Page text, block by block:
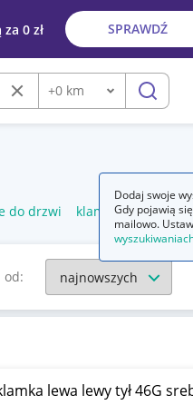
0 zł SPRAWDŹ
Wyczyść frazę
Odległość
+0 km szukaj
do drzwi klamka drzwi
od:
lewa lewy tył 46G
Dodaj swoje
Gdy pojawią
mailowo.